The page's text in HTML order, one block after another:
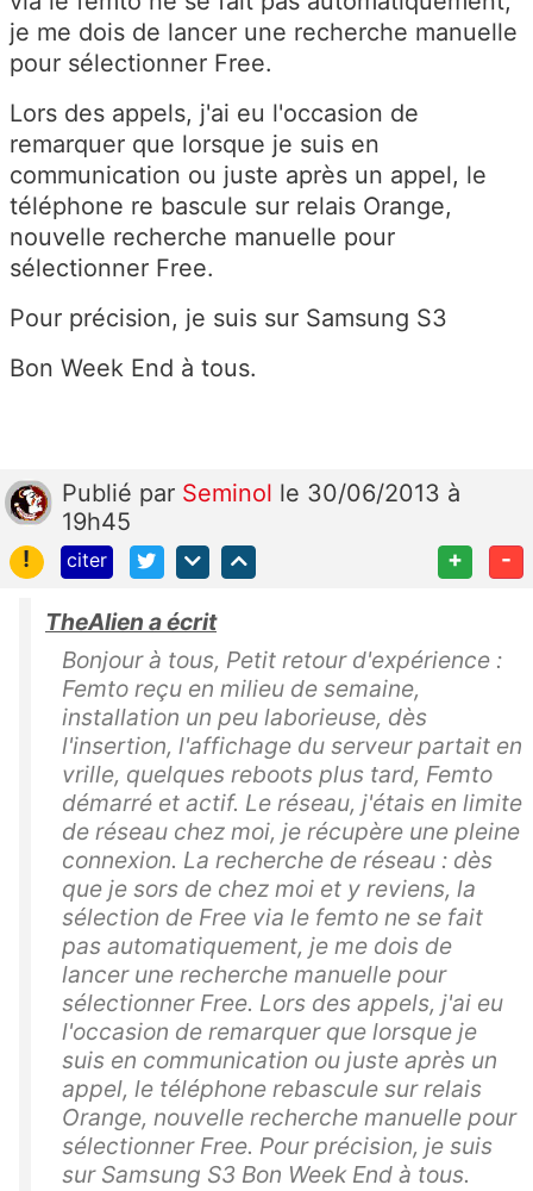
je me dois de lancer une recherche manuelle
pour sélectionner Free.
Lors des appels, j'ai eu l'occasion de
remarquer que lorsque je suis en
communication ou juste après un appel, le
téléphone re bascule sur relais Orange,
nouvelle recherche manuelle pour
sélectionner Free.
Pour précision, je suis sur Samsung S3
Bon Week End à tous.
Publié par Seminol le 30/06/2013 à
19h45
!
citer + -
TheAlien a écrit
Bonjour à tous, Petit retour d'expérience :
Femto reçu en milieu de semaine,
installation un peu laborieuse, dès
l'insertion, l'affichage du serveur partait en
vrille, quelques reboots plus tard, Femto
démarré et actif. Le réseau, j'étais en limite
de réseau chez moi, je récupère une pleine
connexion. La recherche de réseau : dès
que je sors de chez moi et y reviens, la
sélection de Free via le femto ne se fait
pas automatiquement, je me dois de
lancer une recherche manuelle pour
sélectionner Free. Lors des appels, j'ai eu
l'occasion de remarquer que lorsque je
suis en communication ou juste après un
appel, le téléphone rebascule sur relais
Orange, nouvelle recherche manuelle pour
sélectionner Free. Pour précision, je suis
sur Samsung S3 Bon Week End à tous.